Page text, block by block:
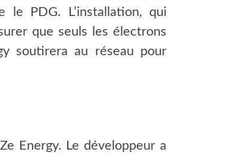
le PDG. L’installation, qui
que seuls les électrons
soutirera au réseau pour
Energy. Le développeur a